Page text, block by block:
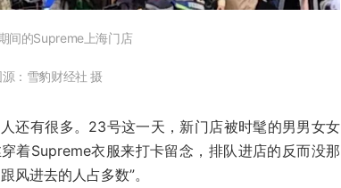
间的Supreme上海门店
：雪豹财经社 摄
还有很多。23号这一天，新门店被时髦的男男女女
着Supreme衣服来打卡留念，排队进店的反而没那
风进去的人占多数”。